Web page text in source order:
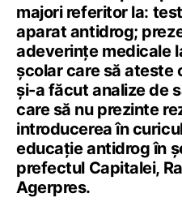
majori referitor la:
aparat antidrog;
adeverinţe medicale
şcolar care să ateste
şi-a făcut analize de
care să nu prezinte
introducerea în
educaţie antidrog în
prefectul Capitalei,
Agerpres.